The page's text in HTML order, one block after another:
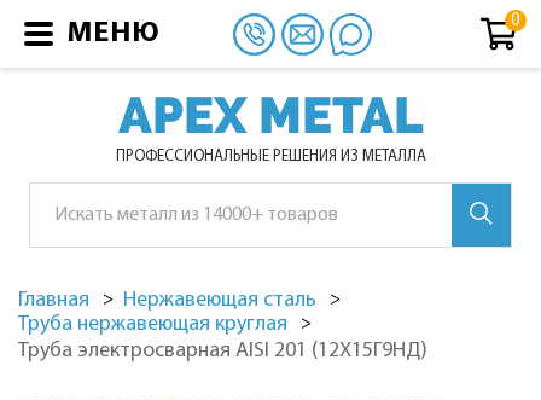
APEX METAL
ПРОФЕССИОНАЛЬНЫЕ РЕШЕНИЯ ИЗ МЕТАЛЛА
Главная
Нержавеющая сталь
Труба нержавеющая круглая
Труба электросварная AISI 201 (12Х15Г9НД)
МЕНЮ